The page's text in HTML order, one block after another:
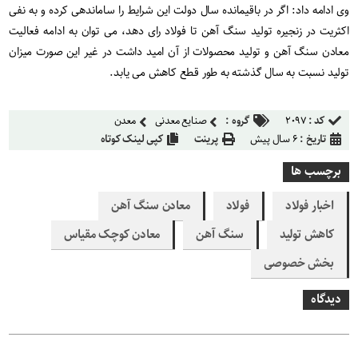
وی ادامه داد: اگر در باقیمانده سال دولت این شرایط را ساماندهی کرده و به نفی
اکثریت در زنجیره تولید سنگ آهن تا فولاد رای دهد، می توان به ادامه فعالیت
معادن سنگ آهن و تولید محصولات از آن امید داشت در غیر این صورت میزان
تولید نسبت به سال گذشته به طور قطع کاهش می یابد.
کد :۲۰۹۷ گروه : صنایع معدنی
معدن
تاریخ :۶ سال پیش پرینت کپی لینک کوتاه
برچسب ها
اخبار فولاد
فولاد
معادن سنگ آهن
کاهش تولید
سنگ آهن
معادن کوچک مقیاس
بخش خصوصی
دیدگاه